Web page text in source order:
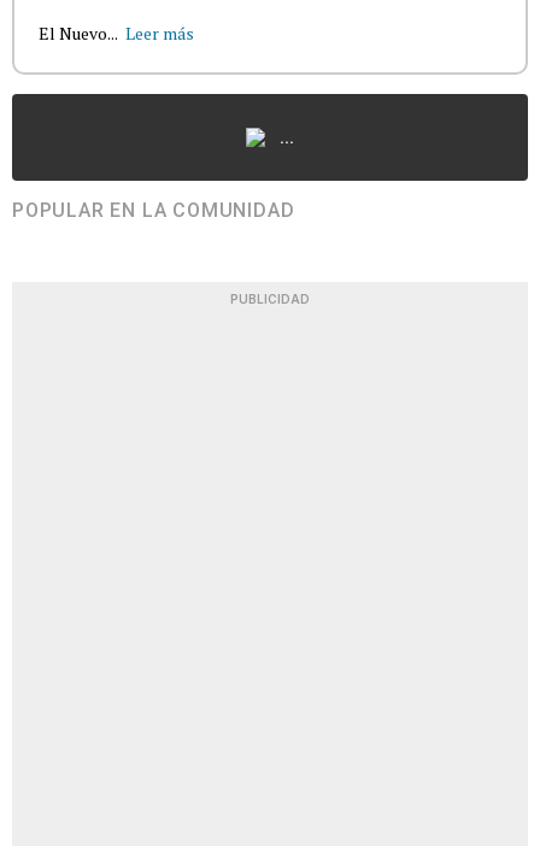
El Nuevo... Leer más
...
POPULAR EN LA COMUNIDAD
PUBLICIDAD